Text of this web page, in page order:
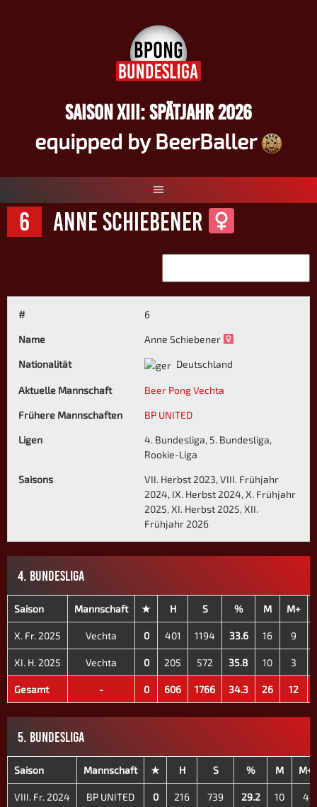
SAISON XIII: SPÄTJAHR 2026
equipped by BeerBaller
6 Anne Schiebener
# 6
Name Anne Schiebener
Nationalität Deutschland
Aktuelle Mannschaft Beer Pong Vechta
Frühere Mannschaften BP UNITED
Ligen
4. Bundesliga, 5. Bundesliga,
Rookie-Liga
Saisons
VII. Herbst 2023, VIII. Frühjahr
2024, IX. Herbst 2024, X. Frühjahr
2025, XI. Herbst 2025, XII.
Frühjahr 2026
4. BUNDESLIGA
Saison Mannschaft ★ H S % M M+
X. Fr. 2025 Vechta 0 401 1194 33.6 16 9
XI. H. 2025 Vechta 0 205 572 35.8 10 3
Gesamt - 0 606 1766 34.3 26 12
5. BUNDESLIGA
Saison Mannschaft ★ H S % M M+
VIII. Fr. 2024 BP UNITED 0 216 739 29.2 10 4